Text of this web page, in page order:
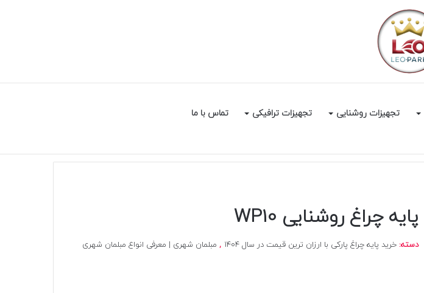
تجهیزات روشنایی تجهیزات ترافیکی تماس با ما
پایه چراغ روشنایی WP10
دسته: خرید پایه چراغ پارکی با ارزان ترین قیمت در سال 1404 , مبلمان شهری | معرفی انواع مبلمان شهری